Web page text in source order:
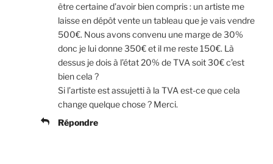
être certaine d’avoir bien compris : un artiste me
laisse en dépôt vente un tableau que je vais vendre
500€. Nous avons convenu une marge de 30%
donc je lui donne 350€ et il me reste 150€. Là
dessus je dois à l’état 20% de TVA soit 30€ c’est
bien cela ?
Si l’artiste est assujetti à la TVA est-ce que cela
change quelque chose ? Merci.
Répondre